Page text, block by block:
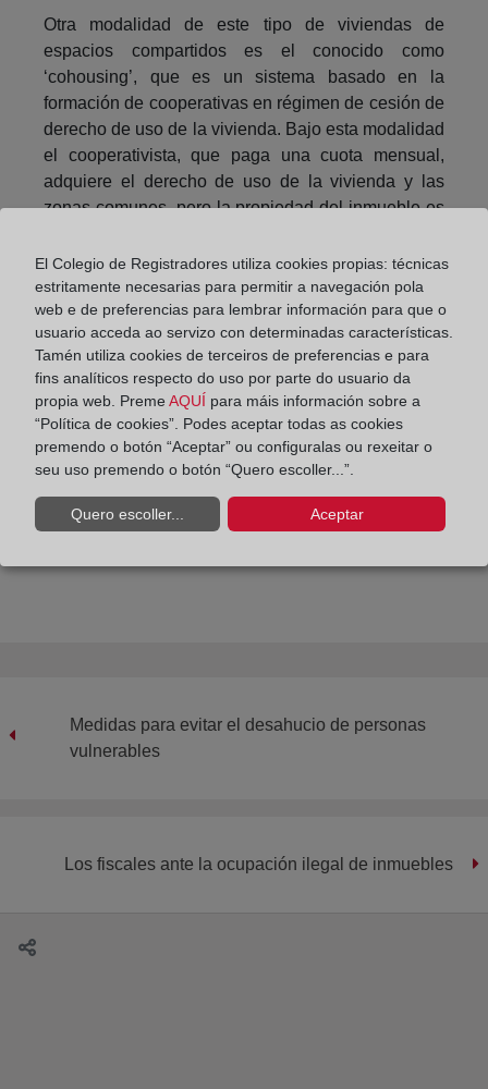
Otra modalidad de este tipo de viviendas de
espacios compartidos es el conocido como
‘cohousing’, que es un sistema basado en la
formación de cooperativas en régimen de cesión de
derecho de uso de la vivienda. Bajo esta modalidad
el cooperativista, que paga una cuota mensual,
adquiere el derecho de uso de la vivienda y las
zonas comunes, pero la propiedad del inmueble es
La principal diferencia entre el’ coliving’ y el
‘cohousing’ es que el primero está concebido para
estancias ocasionales, mientras que el segundo
tiene una clara intención de permanencia de sus
titulares. Así, el ‘coliving’ se desarrolla más entre
jóvenes profesionales, mientras que el ‘cohousing’
tiene mayor aceptación entre grupos familiares,
personas mayores o colectivos con intereses
Medidas para evitar el desahucio de personas
vulnerables
Los fiscales ante la ocupación ilegal de inmuebles
El Colegio de Registradores utiliza cookies propias: técnicas
estritamente necesarias para permitir a navegación pola
web e de preferencias para lembrar información para que o
usuario acceda ao servizo con determinadas características.
Tamén utiliza cookies de terceiros de preferencias e para
fins analíticos respecto do uso por parte do usuario da
propia web. Preme AQUÍ para máis información sobre a
“Política de cookies”. Podes aceptar todas as cookies
premendo o botón “Aceptar” ou configuralas ou rexeitar o
seu uso premendo o botón “Quero escoller...”.
Quero escoller... Aceptar